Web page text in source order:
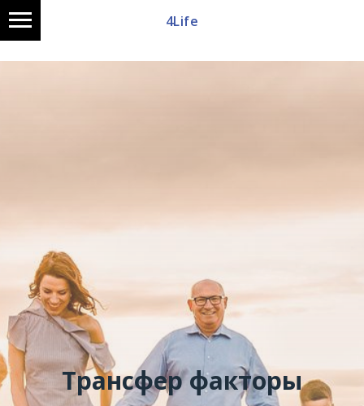
4Life
Трансфер факторы